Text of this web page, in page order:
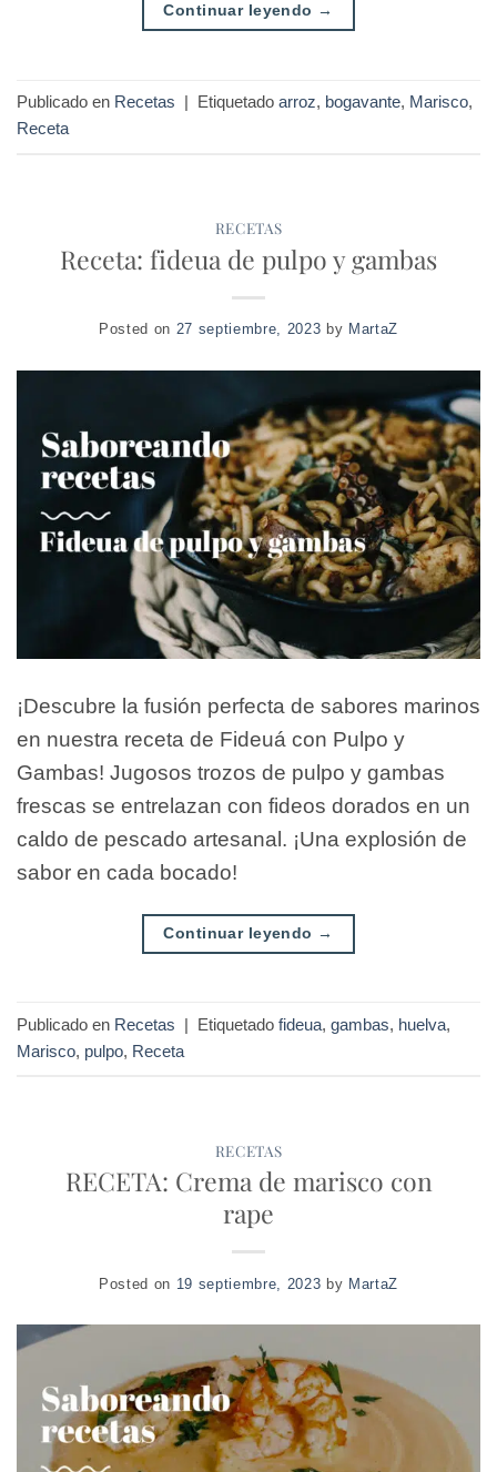
Continuar leyendo →
Publicado en Recetas | Etiquetado arroz, bogavante, Marisco,
Receta
RECETAS
Receta: fideua de pulpo y gambas
Posted on 27 septiembre, 2023 by MartaZ
¡Descubre la fusión perfecta de sabores marinos
en nuestra receta de Fideuá con Pulpo y
Gambas! Jugosos trozos de pulpo y gambas
frescas se entrelazan con fideos dorados en un
caldo de pescado artesanal. ¡Una explosión de
sabor en cada bocado!
Continuar leyendo →
Publicado en Recetas | Etiquetado fideua, gambas, huelva,
Marisco, pulpo, Receta
RECETAS
RECETA: Crema de marisco con
rape
Posted on 19 septiembre, 2023 by MartaZ